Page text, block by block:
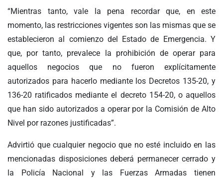
“Mientras tanto, vale la pena recordar que, en este
momento, las restricciones vigentes son las mismas que se
establecieron al comienzo del Estado de Emergencia. Y
que, por tanto, prevalece la prohibición de operar para
aquellos negocios que no fueron explícitamente
autorizados para hacerlo mediante los Decretos 135-20, y
136-20 ratificados mediante el decreto 154-20, o aquellos
que han sido autorizados a operar por la Comisión de Alto
Nivel por razones justificadas”.
Advirtió que cualquier negocio que no esté incluido en las
mencionadas disposiciones deberá permanecer cerrado y
la Policía Nacional y las Fuerzas Armadas tienen